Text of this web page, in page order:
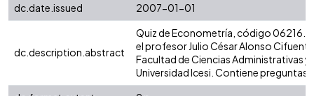
dc.date.issued
2007-01-01
dc.description.abstract
Quiz de Econometría, código 06216.
el profesor Julio César Alonso
Facultad de Ciencias Administrativas y
Universidad Icesi. Contiene preguntas